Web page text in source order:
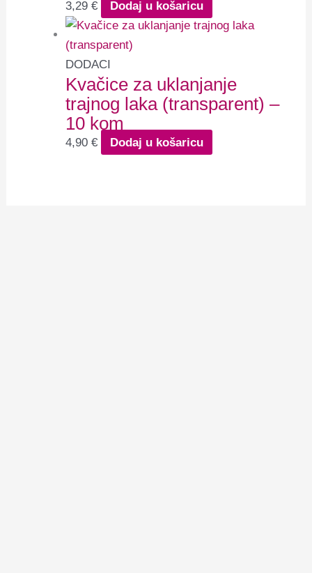
3,29€ Dodaj u košaricu
DODACI
Kvačice za uklanjanje
trajnog laka (transparent) –
10 kom
4,90€ Dodaj u košaricu